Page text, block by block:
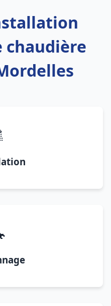
chaudière